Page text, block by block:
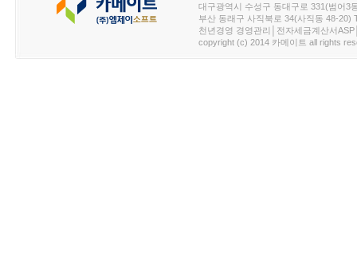
대구광역시 수성구 동대구로 331(범어3
부산 동래구 사직북로 34(사직동 48-20)
천년경영 경영관리│전자세금계산서
copyright (c) 2014 카메이트 all rights